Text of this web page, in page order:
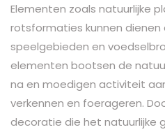
Elementen zoals natuurlijke
rotsformaties kunnen dienen
speelgebieden en
elementen bootsen de
na en moedigen activiteit
verkennen en foerageren.
decoratie die het natuurlijke